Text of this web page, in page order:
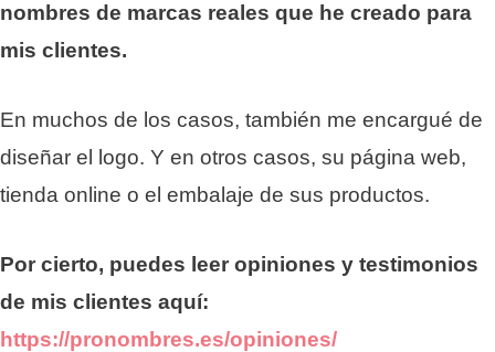
nombres de marcas reales que he creado para
mis clientes.
En muchos de los casos, también me encargué de
diseñar el logo. Y en otros casos, su página web,
tienda online o el embalaje de sus productos.
Por cierto, puedes leer opiniones y testimonios
de mis clientes aquí:
https://pronombres.es/opiniones/